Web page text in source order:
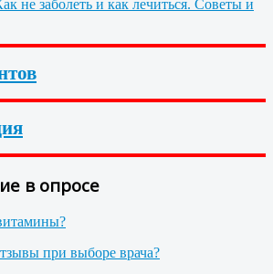
заболеть и как лечиться. Советы и
в опросе
при выборе врача?